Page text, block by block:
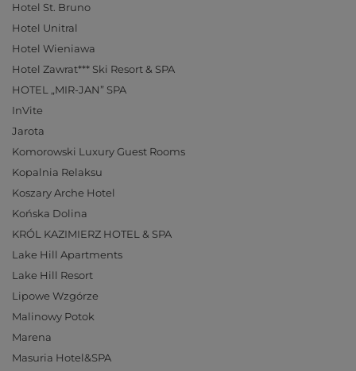
Hotel St. Bruno
Hotel Unitral
Hotel Wieniawa
Hotel Zawrat*** Ski Resort & SPA
HOTEL „MIR-JAN” SPA
InVite
Jarota
Komorowski Luxury Guest Rooms
Kopalnia Relaksu
Koszary Arche Hotel
Końska Dolina
KRÓL KAZIMIERZ HOTEL & SPA
Lake Hill Apartments
Lake Hill Resort
Lipowe Wzgórze
Malinowy Potok
Marena
Masuria Hotel&SPA